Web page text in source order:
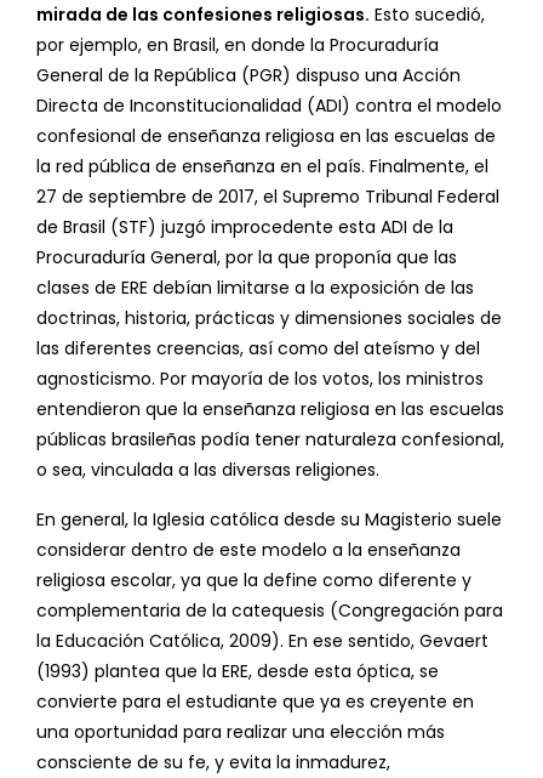
mirada de las confesiones religiosas. Esto sucedió,
por ejemplo, en Brasil, en donde la Procuraduría
General de la República (PGR) dispuso una Acción
Directa de Inconstitucionalidad (ADI) contra el modelo
confesional de enseñanza religiosa en las escuelas de
la red pública de enseñanza en el país. Finalmente, el
27 de septiembre de 2017, el Supremo Tribunal Federal
de Brasil (STF) juzgó improcedente esta ADI de la
Procuraduría General, por la que proponía que las
clases de ERE debían limitarse a la exposición de las
doctrinas, historia, prácticas y dimensiones sociales de
las diferentes creencias, así como del ateísmo y del
agnosticismo. Por mayoría de los votos, los ministros
entendieron que la enseñanza religiosa en las escuelas
públicas brasileñas podía tener naturaleza confesional,
o sea, vinculada a las diversas religiones.
En general, la Iglesia católica desde su Magisterio suele
considerar dentro de este modelo a la enseñanza
religiosa escolar, ya que la define como diferente y
complementaria de la catequesis (Congregación para
la Educación Católica, 2009). En ese sentido, Gevaert
(1993) plantea que la ERE, desde esta óptica, se
convierte para el estudiante que ya es creyente en
una oportunidad para realizar una elección más
consciente de su fe, y evita la inmadurez,